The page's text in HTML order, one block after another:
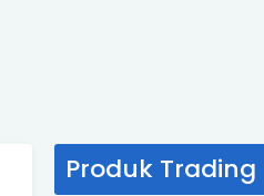
Produk Trading